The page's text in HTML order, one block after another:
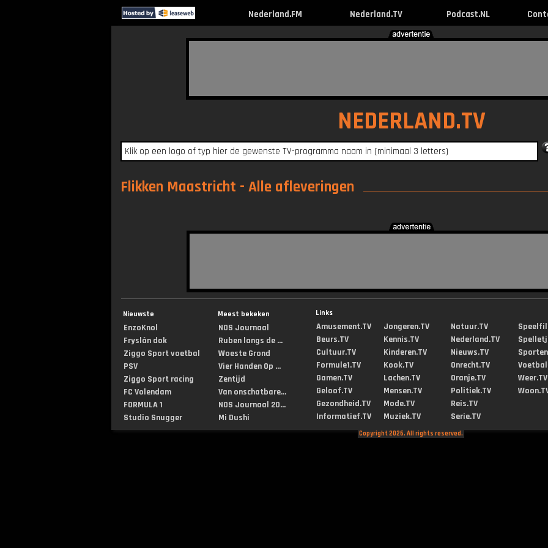
Nederland.FM Nederland.TV Podcast.NL
NEDERLAND.TV
Flikken Maastricht - Alle afleveringen
Nieuwste
EnzoKnol
Fryslân dok
Ziggo Sport voetbal
PSV
Ziggo Sport racing
FC Volendam
FORMULA 1
Studio Snugger
Meest bekeken
NOS Journaal
Ruben langs de ...
Woeste Grond
Vier Handen Op ...
Zentijd
Van onschatbare...
NOS Journaal 20...
Mi Dushi
Links
Amusement.TV
Beurs.TV
Cultuur.TV
Formule1.TV
Gamen.TV
Geloof.TV
Gezondheid.TV
Informatief.TV
Jongeren.TV
Kennis.TV
Kinderen.TV
Kook.TV
Lachen.TV
Mensen.TV
Mode.TV
Muziek.TV
Natuur.TV
Nederland.TV
Nieuws.TV
Onrecht.TV
Oranje.TV
Politiek.TV
Reis.TV
Serie.TV
Weer.TV
Copyright 2026. All rights reserved.